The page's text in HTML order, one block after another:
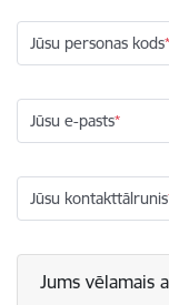
Jūsu personas kods
Jūsu e-pasts
Jūsu kontakttālrunis
Jums vēlamais